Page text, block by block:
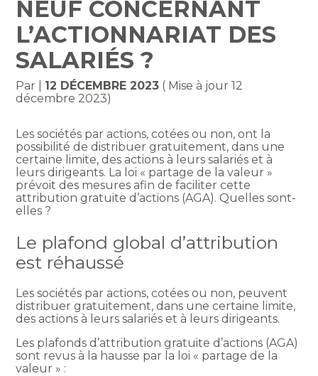
NEUF CONCERNANT
L’ACTIONNARIAT DES
SALARIÉS ?
Par 12 DÉCEMBRE 2023 ( Mise à jour 12
décembre 2023)
Les sociétés par actions, cotées ou non, ont la
possibilité de distribuer gratuitement, dans une
certaine limite, des actions à leurs salariés et à
leurs dirigeants. La loi « partage de la valeur »
prévoit des mesures afin de faciliter cette
attribution gratuite d’actions (AGA). Quelles sont-
elles ?
Le plafond global d’attribution
est réhaussé
Les sociétés par actions, cotées ou non, peuvent
distribuer gratuitement, dans une certaine limite,
des actions à leurs salariés et à leurs dirigeants.
Les plafonds d’attribution gratuite d’actions (AGA)
sont revus à la hausse par la loi « partage de la
valeur » :